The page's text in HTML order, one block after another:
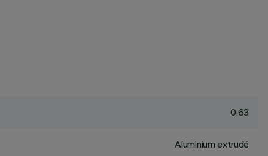
0.63
Aluminium extrudé